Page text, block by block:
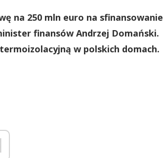
na 250 mln euro na sfinansowanie
finansów Andrzej Domański.
w polskich domach.